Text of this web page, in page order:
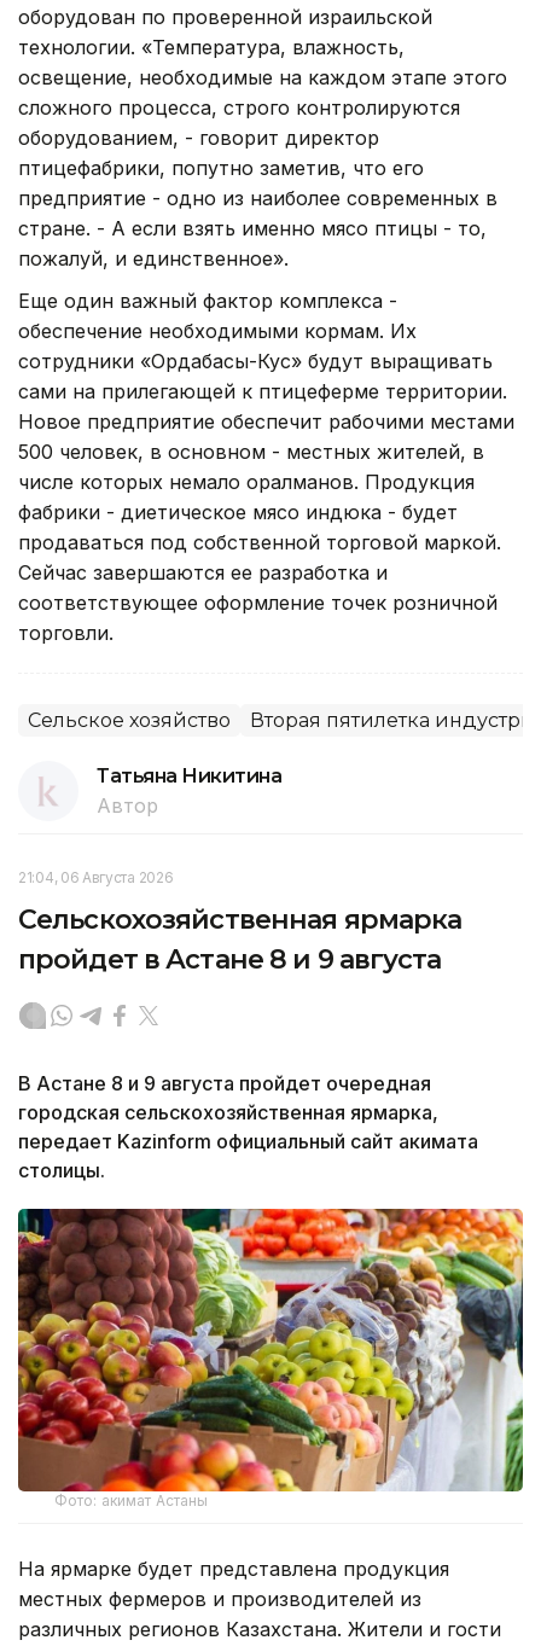
оборудован по проверенной израильской
технологии. «Температура, влажность,
освещение, необходимые на каждом этапе этого
сложного процесса, строго контролируются
оборудованием, - говорит директор
птицефабрики, попутно заметив, что его
предприятие - одно из наиболее современных в
стране. - А если взять именно мясо птицы - то,
пожалуй, и единственное».
Еще один важный фактор комплекса -
обеспечение необходимыми кормам. Их
сотрудники «Ордабасы-Кус» будут выращивать
сами на прилегающей к птицеферме территории.
Новое предприятие обеспечит рабочими местами
500 человек, в основном - местных жителей, в
числе которых немало оралманов. Продукция
фабрики - диетическое мясо индюка - будет
продаваться под собственной торговой маркой.
Сейчас завершаются ее разработка и
соответствующее оформление точек розничной
торговли.
Сельское хозяйство Вторая пятилетка
Татьяна Никитина
Автор
21:04, 06 Августа 2026
Сельскохозяйственная ярмарка
пройдет в Астане 8 и 9 августа
В Астане 8 и 9 августа пройдет очередная
городская сельскохозяйственная ярмарка,
передает Kazinform официальный сайт акимата
столицы.
Фото: акимат Астаны
На ярмарке будет представлена продукция
местных фермеров и производителей из
различных регионов Казахстана. Жители и гости